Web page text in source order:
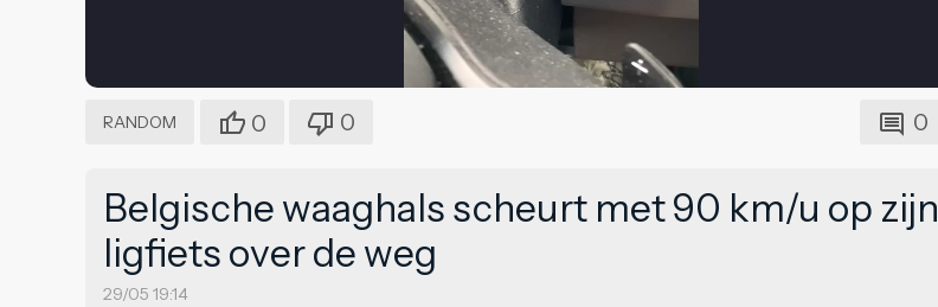
RANDOM 0 0 0
Belgische waaghals scheurt met 90 km/u op zijn
ligfiets over de weg
29/05 19:14